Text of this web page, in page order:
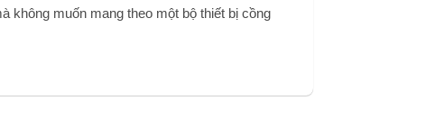
không muốn mang theo một bộ thiết bị cồng